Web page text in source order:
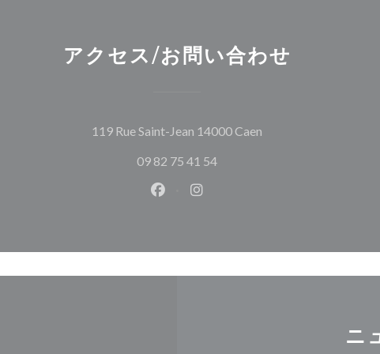
アクセス/お問い合わせ
119 Rue Saint-Jean 14000 Caen
09 82 75 41 54
Facebook ((新しいウィンドウで開
Instagram ((新しいウィンド
ニ